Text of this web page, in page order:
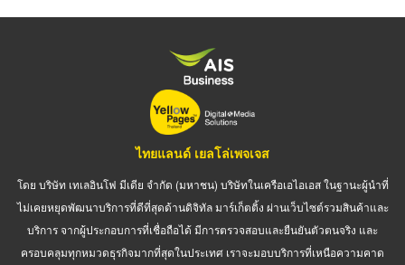
ไทยแลนด์ เยลโล่เพจเจส
โดย บริษัท เทเลอินโฟ มีเดีย จำกัด (มหาชน) บริษัทในเครือเอไอเอส ในฐานะผู้นำที่
ไม่เคยหยุดพัฒนาบริการที่ดีที่สุดด้านดิจิทัล มาร์เก็ตติ้ง ผ่านเว็บไซต์รวมสินค้าและ
บริการ จากผู้ประกอบการที่เชื่อถือได้ มีการตรวจสอบและยืนยันตัวตนจริง และ
ครอบคลุมทุกหมวดธุรกิจมากที่สุดในประเทศ เราจะมอบบริการที่เหนือความคาด